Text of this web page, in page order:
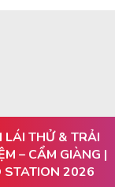
LÁI THỬ & TRẢI
– CẨM GIÀNG |
STATION 2026